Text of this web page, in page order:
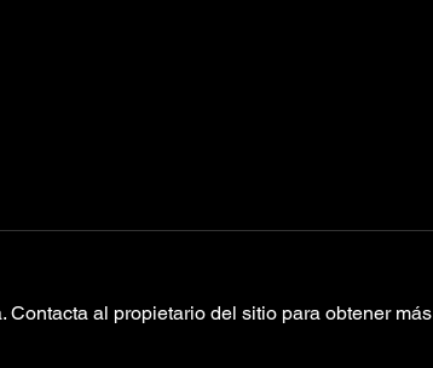
Contacta al propietario del sitio para obtener más